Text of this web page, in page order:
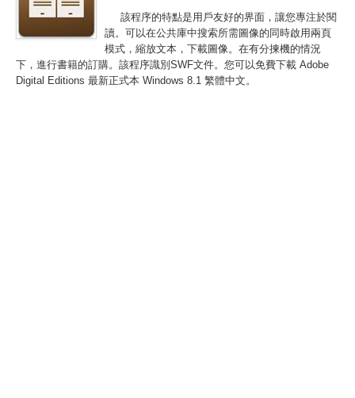
該程序的特點是用戶友好的界面，讓您專注於閱
讀。可以在公共庫中搜索所需圖像的同時啟用兩頁
模式，縮放文本，下載圖像。在有分揀機的情況
下，進行書籍的訂購。該程序識別SWF文件。您可以免費下載 Adobe
Digital Editions 最新正式本 Windows 8.1 繁體中文。